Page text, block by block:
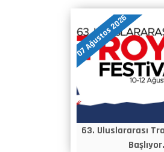
07 Ağustos 2026
63. Uluslararası
Duyurular